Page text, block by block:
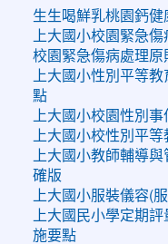
生生喝鮮乳桃園鈣健
上大國小校園緊急
校園緊急傷病處理原
上大國小性別平等
點
上大國小校園性別
上大國小校性別平
上大國小教師輔導
確版
上大國小服裝儀容(
上大國民小學定期
施要點